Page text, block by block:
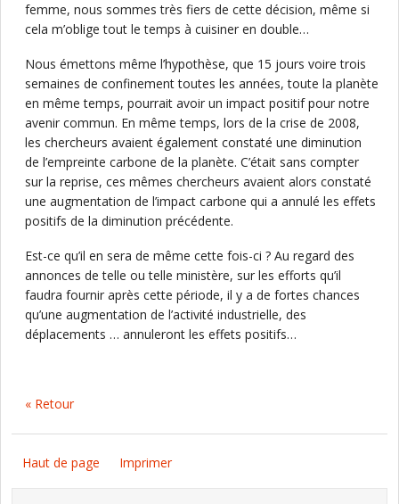
femme, nous sommes très fiers de cette décision, même si
cela m’oblige tout le temps à cuisiner en double…
Nous émettons même l’hypothèse, que 15 jours voire trois
semaines de confinement toutes les années, toute la planète
en même temps, pourrait avoir un impact positif pour notre
avenir commun. En même temps, lors de la crise de 2008,
les chercheurs avaient également constaté une diminution
de l’empreinte carbone de la planète. C’était sans compter
sur la reprise, ces mêmes chercheurs avaient alors constaté
une augmentation de l’impact carbone qui a annulé les effets
positifs de la diminution précédente.
Est-ce qu’il en sera de même cette fois-ci ? Au regard des
annonces de telle ou telle ministère, sur les efforts qu’il
faudra fournir après cette période, il y a de fortes chances
qu’une augmentation de l’activité industrielle, des
déplacements … annuleront les effets positifs…
« Retour
Haut de page Imprimer